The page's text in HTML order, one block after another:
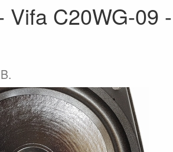
Vifa C20WG-09